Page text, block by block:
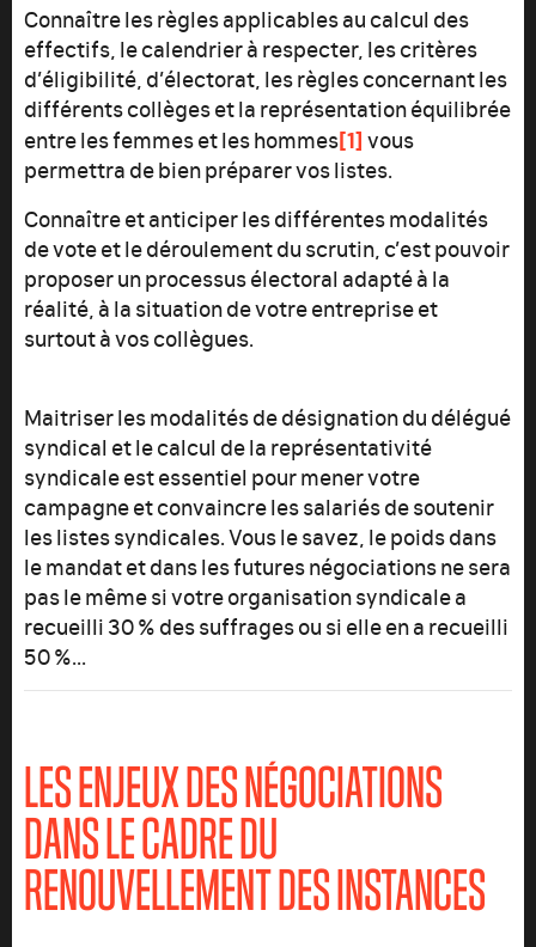
Connaître les règles applicables au calcul des
effectifs, le calendrier à respecter, les critères
d’éligibilité, d’électorat, les règles concernant les
différents collèges et la représentation équilibrée
entre les femmes et les hommes[1]vous
permettra de bien préparer vos listes.
Connaître et anticiper les différentes modalités
de vote et le déroulement du scrutin, c’est pouvoir
proposer un processus électoral adapté à la
réalité, à la situation de votre entreprise et
surtout à vos collègues.
Maitriser les modalités de désignation du délégué
syndical et le calcul de la représentativité
syndicale est essentiel pour mener votre
campagne et convaincre les salariés de soutenir
les listes syndicales. Vous le savez, le poids dans
le mandat et dans les futures négociations ne sera
pas le même si votre organisation syndicale a
recueilli 30 % des suffrages ou si elle en a recueilli
50 %...
LES ENJEUX DES NÉGOCIATIONS
DANS LE CADRE DU
RENOUVELLEMENT DES INSTANCES